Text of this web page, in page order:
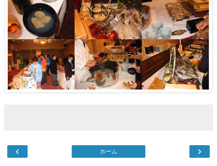
‹ ›
ホーム